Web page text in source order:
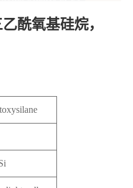
酰氧基硅烷，